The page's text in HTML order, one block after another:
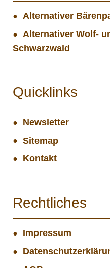
Alternativer
Alternativer Wolf-
Schwarzwald
Quicklinks
Newsletter
Sitemap
Kontakt
Rechtliches
Impressum